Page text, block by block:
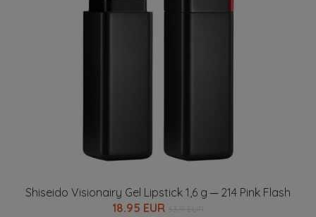
Shiseido Visionairy Gel Lipstick 1,6 g ─ 214 Pink Flash
18.95 EUR